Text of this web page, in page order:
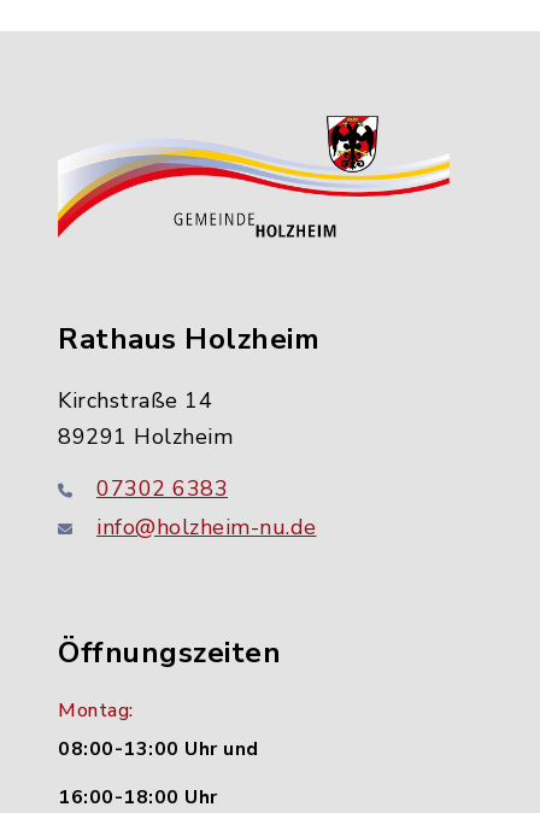
Rathaus Holzheim
Kirchstraße 14
89291 Holzheim
07302 6383
info@holzheim-nu.de
Öffnungszeiten
Montag:
08:00-13:00 Uhr und
16:00-18:00 Uhr